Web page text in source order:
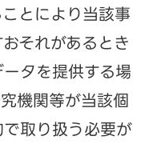
とにより当該事
それがあるとき
タを提供する場
機関等が当該個
取り扱う必要が